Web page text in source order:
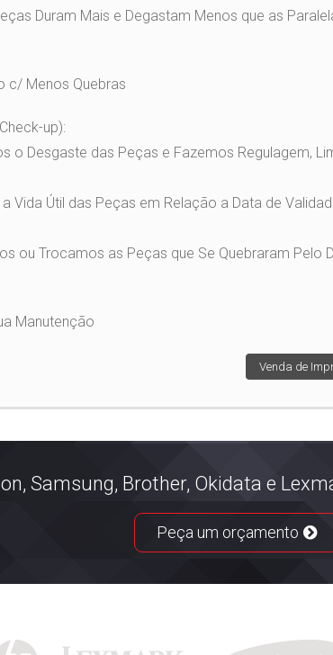
Duram Mais e Degastam Menos que as
c/ Menos Quebras
up):
o Desgaste das Peças e Fazemos Regulagem,
Vida Útil das Peças em Relação a Data de
ou Trocamos as Peças que Se Quebraram Pelo
Manutenção
Venda de
Samsung, Brother, Okidata e
Peça um orçamento